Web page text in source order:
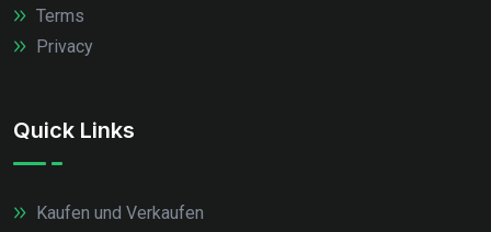
Terms
Privacy
Quick Links
Kaufen und Verkaufen